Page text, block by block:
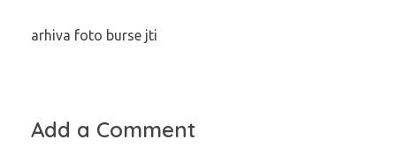
arhiva foto burse jti
Add a Comment